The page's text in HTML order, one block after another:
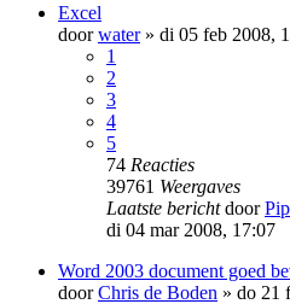
Excel
doorwater» di 05 feb 2008,
1
2
3
4
5
74 Reacties
39761 Weergaves
Laatste berichtdoor
di 04 mar 2008, 17:07
Word 2003 document goed
doorChris de Boden » do 21